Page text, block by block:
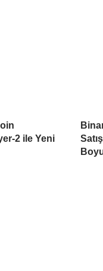
2 ile Yeni